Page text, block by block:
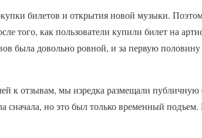
билетов и открытия новой музыки.
того, как пользователи купили билет на
была довольно ровной, и за первую
к отзывам, мы изредка размещали публичную
сначала, но это был только временный подъем.